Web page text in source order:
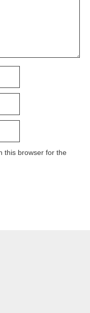
this browser for the